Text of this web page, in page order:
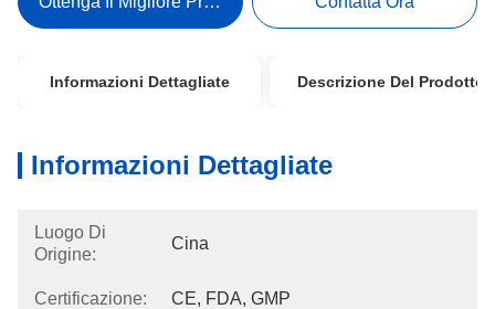
Informazioni Dettagliate Descrizione Del Prodotto
Informazioni Dettagliate
Luogo Di
Origine:
Cina
Certificazione: CE, FDA, GMP